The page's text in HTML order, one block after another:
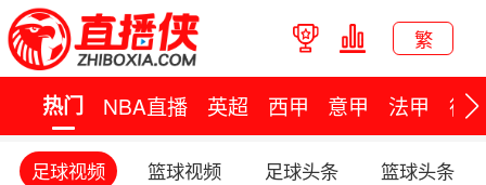
繁
热门 NBA直播 英超 西甲 意甲 法甲 德
足球视频 篮球视频 足球头条 篮球头条